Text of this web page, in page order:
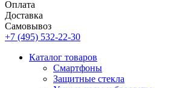
Оплата
Доставка
Самовывоз
+7 (495) 532-22-30
Каталог товаров
Смартфоны
Защитные стекла